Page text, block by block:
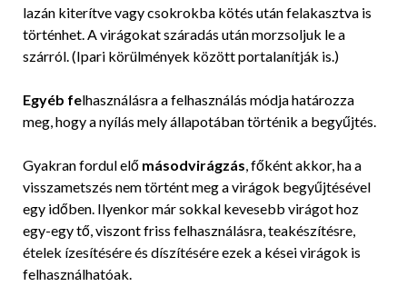
lazán kiterítve vagy csokrokba kötés után felakasztva is
történhet. A virágokat száradás után morzsoljuk le a
szárról. (Ipari körülmények között portalanítják is.)
Egyéb felhasználásra a felhasználás módja határozza
meg, hogy a nyílás mely állapotában történik a begyűjtés.
Gyakran fordul elő másodvirágzás , főként akkor, ha a
visszametszés nem történt meg a virágok begyűjtésével
egy időben. Ilyenkor már sokkal kevesebb virágot hoz
egy-egy tő, viszont friss felhasználásra, teakészítésre,
ételek ízesítésére és díszítésére ezek a kései virágok is
felhasználhatóak.